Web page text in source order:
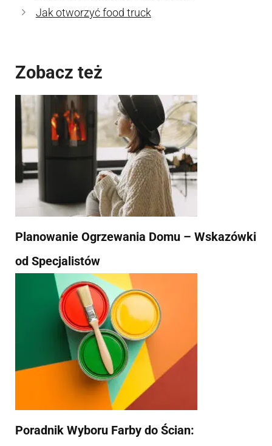
Jak otworzyć food truck
Zobacz też
Planowanie Ogrzewania Domu – Wskazówki
od Specjalistów
Poradnik Wyboru Farby do Ścian: